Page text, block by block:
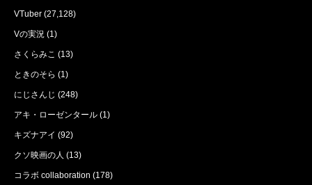
VTuber (27,128)
Vの実況 (1)
さくらみこ (13)
ときのそら (1)
にじさんじ (248)
アキ・ローゼンタール (1)
キズナアイ (92)
クソ映画の人 (13)
コラボ collaboration (178)